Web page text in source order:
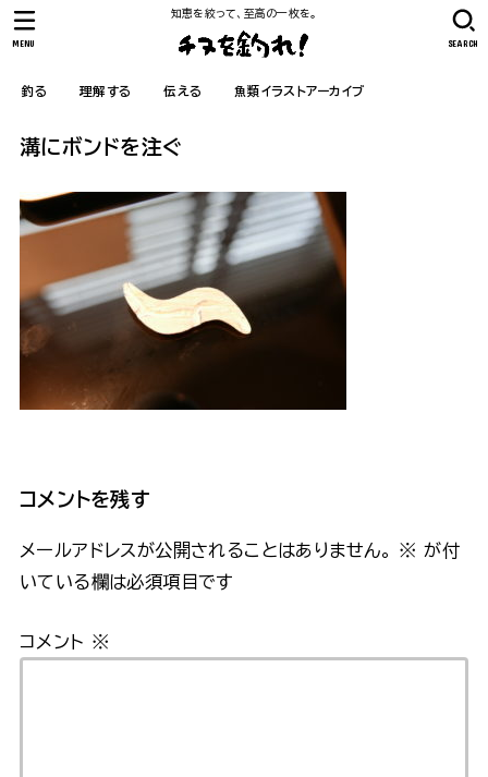
知恵を絞って、至高の一枚を。
釣る 理解する 伝える 魚類イラストアーカイブ
SEARCH
MENU
溝にボンドを注ぐ
コメントを残す
メールアドレスが公開されることはありません。 ※ が付
いている欄は必須項目です
コメント ※